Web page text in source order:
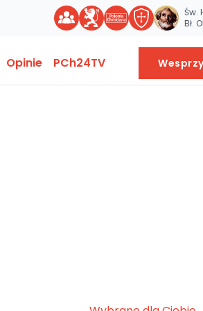
Św.
Bł.
Opinie PCh24TV